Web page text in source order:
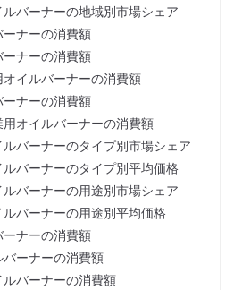
ルバーナーの地域別市場シェア
ーナーの消費額
ーナーの消費額
オイルバーナーの消費額
ーナーの消費額
用オイルバーナーの消費額
ルバーナーのタイプ別市場シェア
ルバーナーのタイプ別平均価格
ルバーナーの用途別市場シェア
ルバーナーの用途別平均価格
ーナーの消費額
バーナーの消費額
ルバーナーの消費額